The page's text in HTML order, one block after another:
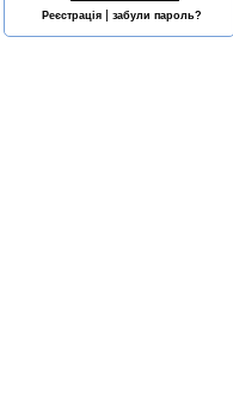
Реєстрація |забули пароль?